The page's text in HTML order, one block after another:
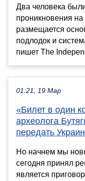
Два человека
проникновения
размещается
подлодок и
пишет The
01:21, 19 Мар
«Билет в один
археолога
передать
Но начнем мы
сегодня принял
является